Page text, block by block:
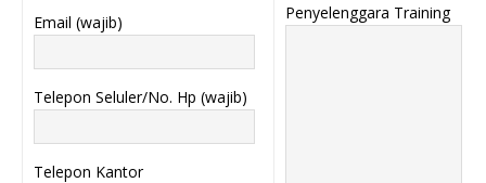
Email (wajib)
Telepon Seluler/No. Hp (wajib)
Telepon Kantor
Penyelenggara Training